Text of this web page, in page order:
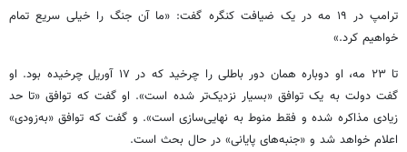
ترامپ در ۱۹ مه در یک ضیافت کنگره گفت: «ما آن جنگ را خیلی سریع تمام
خواهیم کرد.»
تا ۲۳ مه، او دوباره همان دور باطلی را چرخید که در ۱۷ آوریل چرخیده بود. او
گفت دولت به یک توافق «بسیار نزدیک‌تر شده است». او گفت که توافق «تا حد
زیادی مذاکره شده و فقط منوط به نهایی‌سازی است». و گفت که توافق «به‌زودی»
اعلام خواهد شد و «جنبه‌های پایانی» در حال بحث است.